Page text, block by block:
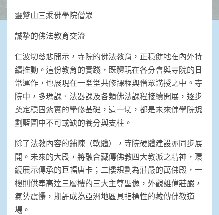
靈鷲山三乘佛學院僧眾
誠摯的佛法教育交流
仁波切慈悲開示，寺院的佛法教育，正穩健地在內外持
續推動。這份教育的實踐，既體現在各分會與寺院的日
常運作，也展現在一堂堂共修課程與僧眾講授之中。寺
院中，多瑪課、法器課及各類佛法課程接續開展，逐步
奠定穩固紮實的學修基礎，這一切，都是未來佛學院規
劃藍圖中不可或缺的養分與支柱。
除了法教內容的鋪陳（軟體），寺院硬體建設亦同步展
開。未來的大殿，將融合藏傳佛教四大教派之精神，環
繞展示傳承的巨幅唐卡；二樓規劃為莊嚴的萬佛殿，一
樓則供奉高達三層樓的三大主尊聖像，外觀雄偉莊嚴，
氣勢震懾，期許成為亞洲地區具指標性的藏傳佛教道
場。